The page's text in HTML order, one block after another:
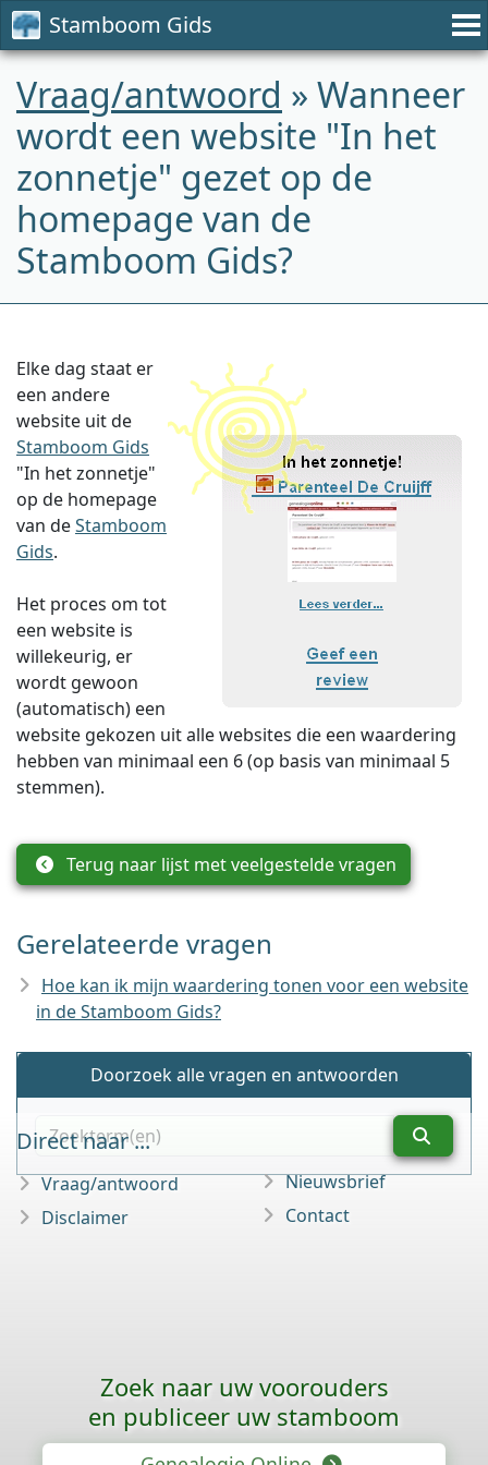
Stamboom Gids
Vraag/antwoord » Wanneer
wordt een website "In het
zonnetje" gezet op de
homepage van de
Stamboom Gids?
Elke dag staat er
een andere
website uit de
Stamboom Gids
"In het zonnetje"
op de homepage
van deStamboom
Gids.
Het proces om tot
een website is
willekeurig, er
wordt gewoon
(automatisch) een
website gekozen uit alle websites die een waardering
hebben van minimaal een 6 (op basis van minimaal 5
stemmen).
Terug naar lijst met veelgestelde vragen
Gerelateerde vragen
Hoe kan ik mijn waardering tonen voor een website
in de Stamboom Gids?
Doorzoek alle vragen en antwoorden
Direct naar ...
Vraag/antwoord
Disclaimer
Nieuwsbrief
Contact
Zoek naar uw voorouders
en publiceer uw stamboom